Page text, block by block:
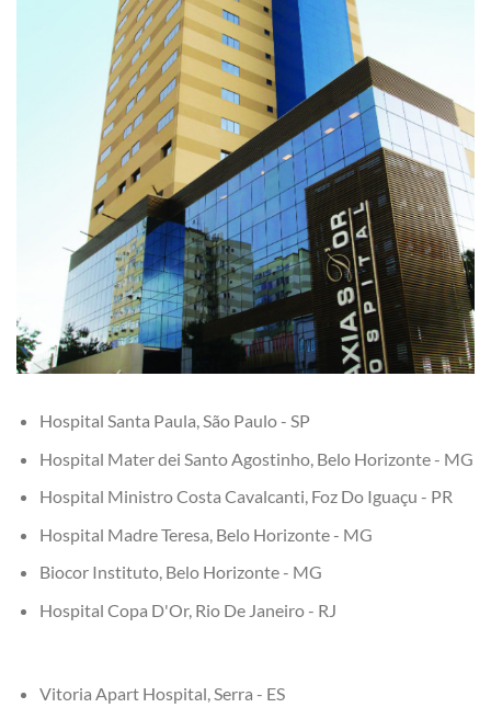
Hospital Santa Paula, São Paulo - SP
Hospital Mater dei Santo Agostinho, Belo Horizonte - MG
Hospital Ministro Costa Cavalcanti, Foz Do Iguaçu - PR
Hospital Madre Teresa, Belo Horizonte - MG
Biocor Instituto, Belo Horizonte - MG
Hospital Copa D'Or, Rio De Janeiro - RJ
Vitoria Apart Hospital, Serra - ES